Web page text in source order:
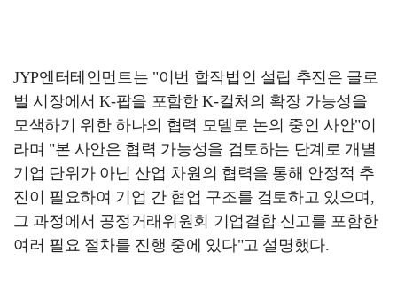
JYP엔터테인먼트는 "이번 합작법인 설립 추진은 글로
벌 시장에서 K-팝을 포함한 K-컬처의 확장 가능성을
모색하기 위한 하나의 협력 모델로 논의 중인 사안"이
라며 "본 사안은 협력 가능성을 검토하는 단계로 개별
기업 단위가 아닌 산업 차원의 협력을 통해 안정적 추
진이 필요하여 기업 간 협업 구조를 검토하고 있으며,
그 과정에서 공정거래위원회 기업결합 신고를 포함한
여러 필요 절차를 진행 중에 있다"고 설명했다.